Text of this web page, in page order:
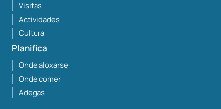
Visitas
Actividades
Cultura
Planifica
Onde aloxarse
Onde comer
Adegas